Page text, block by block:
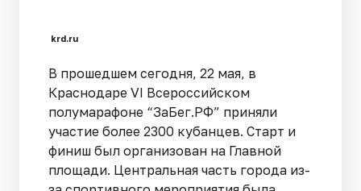
krd.ru
В прошедшем сегодня, 22 мая, в
Краснодаре VI Всероссийском
полумарафоне “ЗаБег.РФ” приняли
участие более 2300 кубанцев. Старт и
финиш был организован на Главной
площади. Центральная часть города из-